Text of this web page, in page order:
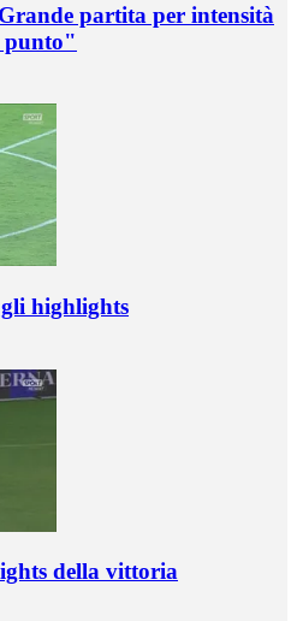
partita per intensità
punto"
highlights
della vittoria